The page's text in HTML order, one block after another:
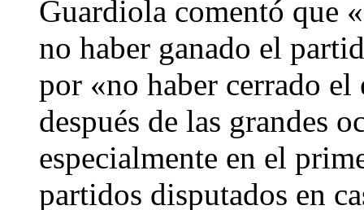
Guardiola comentó que
no haber ganado el
por «no haber cerrado el
después de las grandes
especialmente en el
partidos disputados en